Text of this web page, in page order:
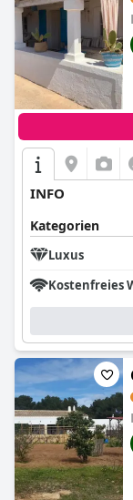
INFO
Kategorien
Luxus
Kostenfreies